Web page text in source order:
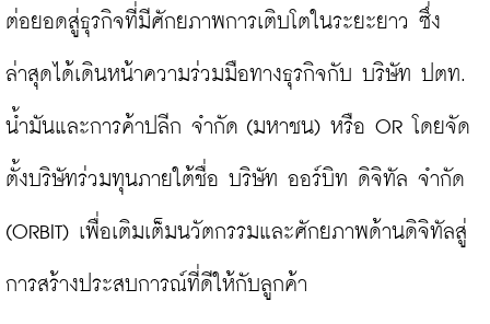
ต่อยอดสู่ธุรกิจที่มีศักยภาพการเติบโตในระยะยาว ซึ่ง
ล่าสุดได้เดินหน้าความร่วมมือทางธุรกิจกับ บริษัท ปตท.
น้ำมันและการค้าปลีก จำกัด (มหาชน) หรือ OR โดยจัด
ตั้งบริษัทร่วมทุนภายใต้ชื่อ บริษัท ออร์บิท ดิจิทัล จำกัด
(ORBIT) เพื่อเติมเต็มนวัตกรรมและศักยภาพด้านดิจิทัลสู่
การสร้างประสบการณ์ที่ดีให้กับลูกค้า